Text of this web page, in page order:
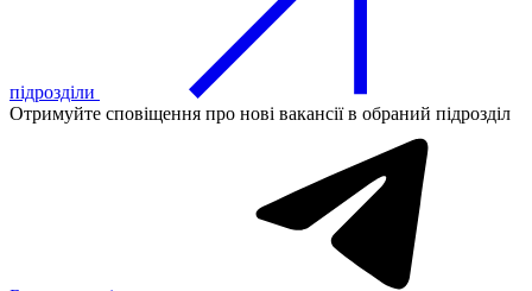
підрозділи
Отримуйте сповіщення про нові вакансії в обраний підрозділ